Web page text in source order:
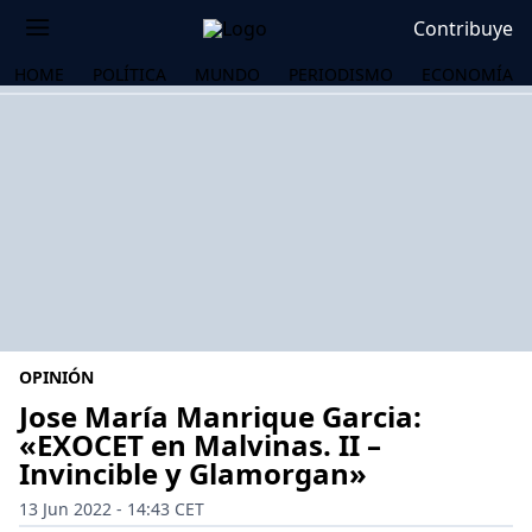
Contribuye
HOME POLÍTICA MUNDO PERIODISMO ECONOMÍA
OPINIÓN
Jose María Manrique Garcia:
«EXOCET en Malvinas. II –
Invincible y Glamorgan»
13 Jun 2022 - 14:43 CET